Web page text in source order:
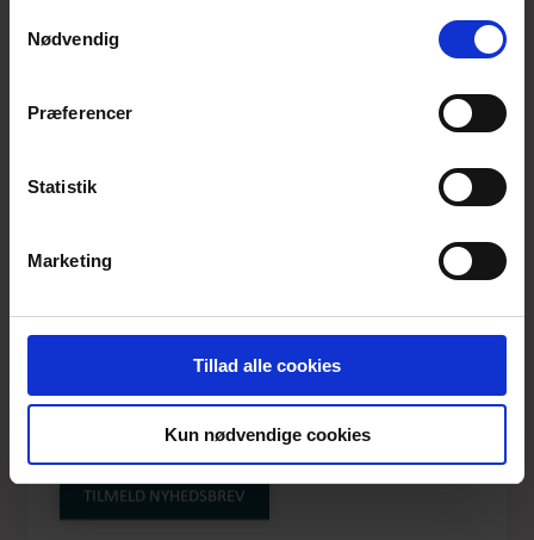
Nødvendig
Præferencer
Statistik
Marketing
Tillad alle cookies
Kun nødvendige cookies
SMUK DUG - SMALL
FLOWERS
Produktnummer: DUG-009
TILMELD NYHEDSBREV